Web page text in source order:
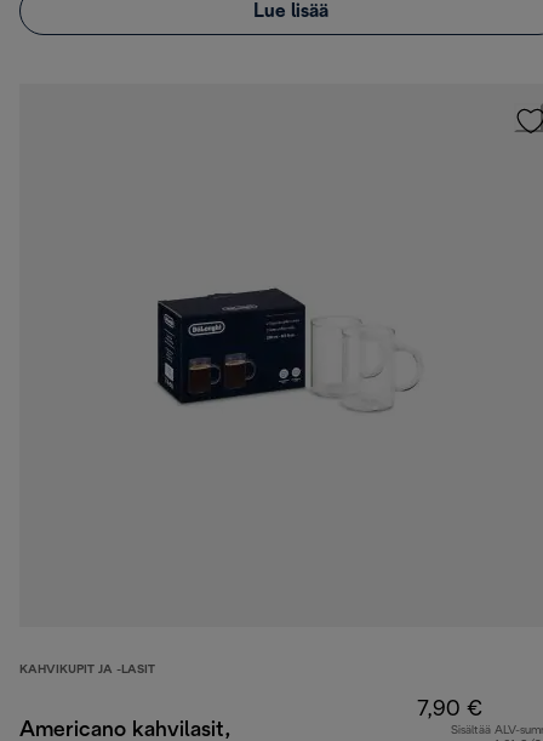
Lue lisää
KAHVIKUPIT JA -LASIT
Americano kahvilasit,
7,90 €
Sisältää ALV-